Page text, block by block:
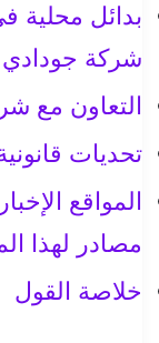
بدائل محلية
شركة جودادي
التعاون مع
تحديات
المواقع
مصادر لهذا
خلاصة القول